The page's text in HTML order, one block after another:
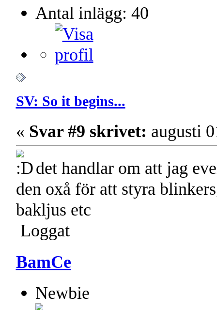
Antal inlägg: 40
SV: So it begins...
« Svar #9 skrivet: augusti
det handlar om att jag
den oxå för att styra
bakljus etc
Loggat
BamCe
Newbie